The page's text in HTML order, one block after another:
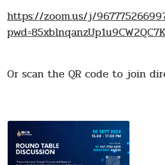
https://zoom.us/j/
Or scan the QR code to join